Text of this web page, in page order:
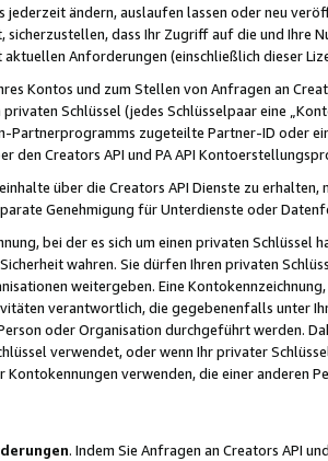
jederzeit ändern, auslaufen lassen oder neu
dass Ihr Zugriff auf die und Ihre
Anforderungen (einschließlich dieser
Kontos und zum Stellen von Anfragen an
privaten Schlüssel (jedes Schlüsselpaar eine
Partnerprogramms zugeteilte Partner-ID oder
den Creators API und PA API
über die Creators API Dienste zu
Genehmigung für Unterdienste oder
bei der es sich um einen privaten
wahren. Sie dürfen Ihren privaten
weitergeben. Eine
verantwortlich, die gegebenenfalls unter
oder Organisation durchgeführt werden.
verwendet, oder wenn Ihr privater
verwenden, die einer anderen
. Indem Sie Anfragen an Creators API